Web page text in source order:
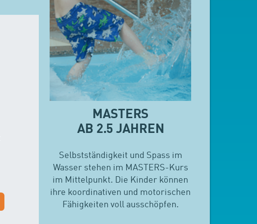
MASTERS
AB 2.5 JAHREN
Selbstständigkeit und Spass im
Wasser stehen im MASTERS-Kurs
im Mittelpunkt. Die Kinder können
ihre koordinativen und motorischen
Fähigkeiten voll ausschöpfen.